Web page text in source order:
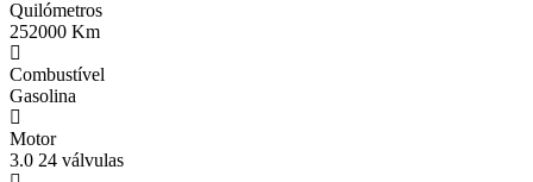
Quilómetros
252000 Km
Combustível
Gasolina
Motor
3.0 24 válvulas